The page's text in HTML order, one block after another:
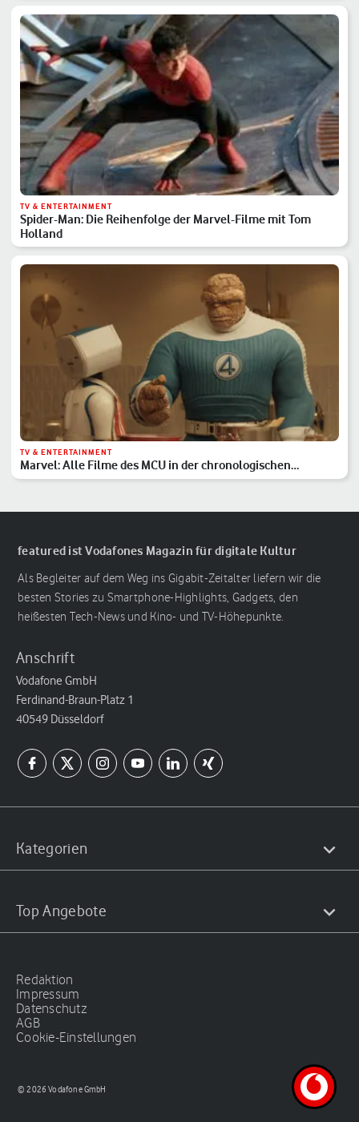
TV & ENTERTAINMENT
Spider-Man: Die Reihenfolge der Marvel-Filme mit Tom
Holland
TV & ENTERTAINMENT
Marvel: Alle Filme des MCU in der chronologischen
Reihenfolge
featured ist Vodafones Magazin für digitale Kultur
Als Begleiter auf dem Weg ins Gigabit-Zeitalter liefern wir die
besten Stories zu Smartphone-Highlights, Gadgets, den
heißesten Tech-News und Kino- und TV-Höhepunkte.
Anschrift
Vodafone GmbH
Ferdinand-Braun-Platz 1
40549 Düsseldorf
Kategorien
Top Angebote
Redaktion
Impressum
Datenschutz
AGB
Cookie-Einstellungen
© 2026 Vodafone GmbH